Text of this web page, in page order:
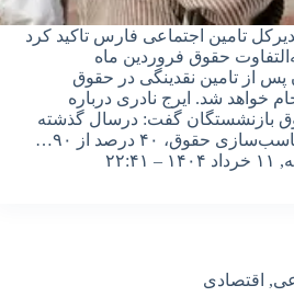
تامین اجتماعی فارس تاکید کرد
حقوق فروردین ماه
پس از تامین نقدینگی در حقوق
خواهد شد. ایرج نادری درباره
بازنشستگان گفت: درسال گذشته
حقوق، ۴۰ درصد از ۹۰…
۲۲:۴۱
, اقتصادی